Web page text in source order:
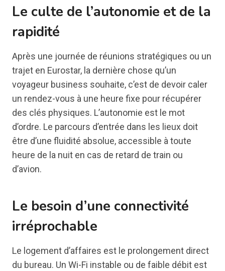
Le culte de l’autonomie et de la
rapidité
Après une journée de réunions stratégiques ou un
trajet en Eurostar, la dernière chose qu’un
voyageur business souhaite, c’est de devoir caler
un rendez-vous à une heure fixe pour récupérer
des clés physiques. L’autonomie est le mot
d’ordre. Le parcours d’entrée dans les lieux doit
être d’une fluidité absolue, accessible à toute
heure de la nuit en cas de retard de train ou
d’avion.
Le besoin d’une connectivité
irréprochable
Le logement d’affaires est le prolongement direct
du bureau. Un Wi-Fi instable ou de faible débit est